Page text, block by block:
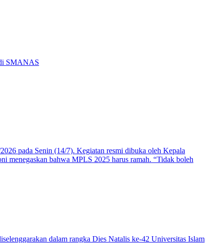
SMANAS
pada Senin (14/7). Kegiatan resmi dibuka oleh Kepala
menegaskan bahwa MPLS 2025 harus ramah. “Tidak boleh
dalam rangka Dies Natalis ke-42 Universitas Islam